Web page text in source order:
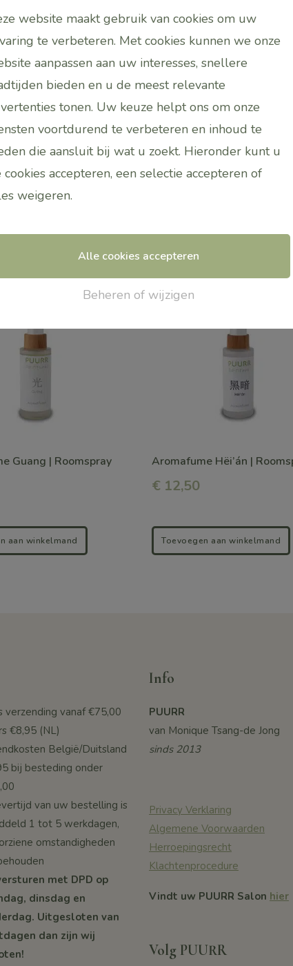
druppels op dePUURR Aroma stone
in het water van een PUURRaromabrander /
bij een neutrale body olie.
schaaltje metMagnesium flakesen dat aan uw
GEBRUIKEN!
Guang | Roomspray
aan winkelmand
Aromafume Hëi’án |
€ 12,50
Toevoegen aan winkelmand
verzending vanaf€75,00
€8,95 (NL)
België/Duitsland
bij besteding onder
van uw bestelling is
1 tot 5 werkdagen,
omstandigheden
met DPD op
dinsdag en
Uitgesloten van
dan zijn wij
Info
PUURR
van Monique Tsang-de Jong
sinds 2013
Privacy Verklaring
Algemene Voorwaarden
Herroepingsrecht
Klachtenprocedure
Vindt uw PUURR Salon hier
Volg PUURR
website maakt gebruik van cookies om uw
te verbeteren. Met cookies kunnen we onze
aanpassen aan uw interesses, snellere
bieden en u de meest relevante
tonen. Uw keuze helpt ons om onze
voortdurend te verbeteren en inhoud te
die aansluit bij wat u zoekt. Hieronder kunt u
cookies accepteren, een selectie accepteren of
weigeren.
Alle cookies accepteren
Beheren of wijzigen